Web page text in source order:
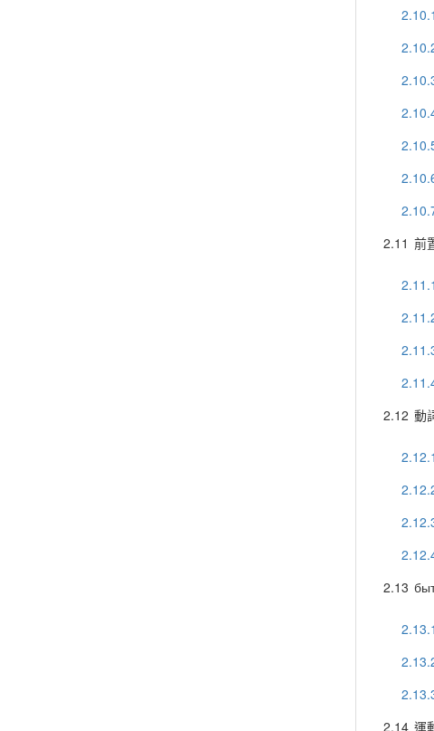
2.10.1
2.11 前
2.11.1
2.12 動
2.12.1
2.13
2.13.1
2.14 運